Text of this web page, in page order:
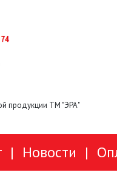
продукции ТМ "ЭРА"
| Новости |